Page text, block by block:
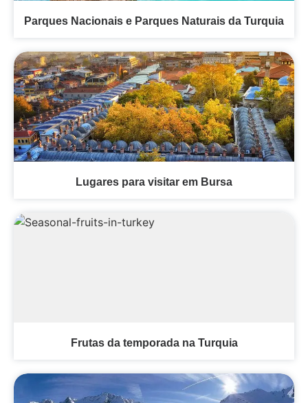
Parques Nacionais e Parques Naturais da Turquia
Lugares para visitar em Bursa
Frutas da temporada na Turquia